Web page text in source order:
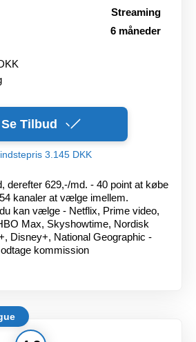
Streaming
6 måneder
Se Tilbud
3.145 DKK
derefter 629,-/md. - 40 point at købe
kanaler at vælge imellem.
kan vælge - Netflix, Prime video,
Max, Skyshowtime, Nordisk
Disney+, National Geographic -
kommission